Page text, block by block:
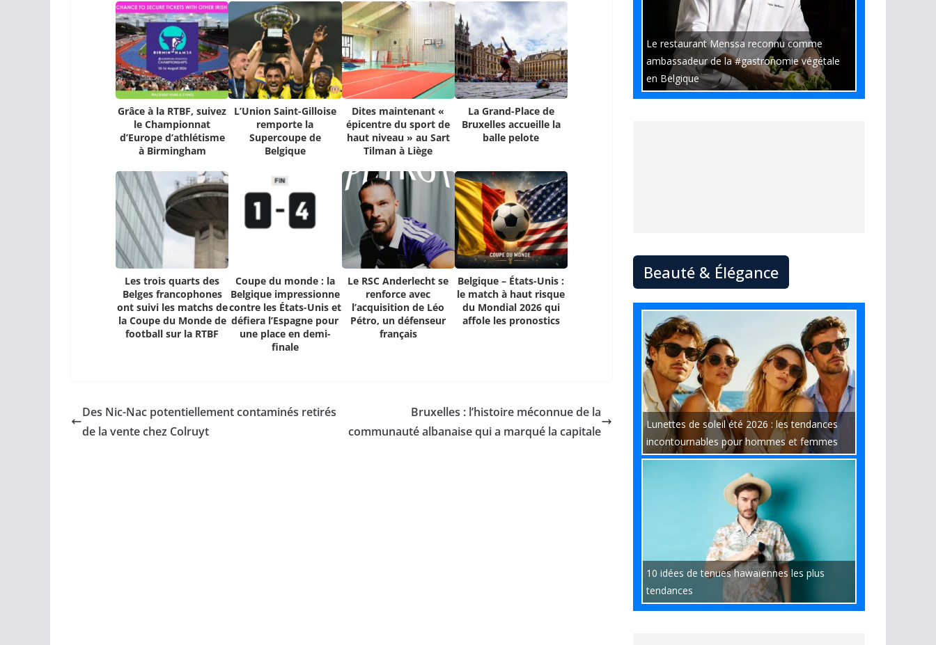
Grâce à la RTBF, suivez
le Championnat
d’Europe d’athlétisme
à Birmingham
L’Union Saint-Gilloise
remporte la
Supercoupe de
Belgique
Dites maintenant «
épicentre du sport de
haut niveau » au Sart
Tilman à Liège
La Grand-Place de
Bruxelles accueille la
balle pelote
Les trois quarts des
Belges francophones
ont suivi les matchs de
la Coupe du Monde de
football sur la RTBF
Coupe du monde : la
Belgique impressionne
contre les États-Unis et
défiera l’Espagne pour
une place en demi-
finale
Le RSC Anderlecht se
renforce avec
l’acquisition de Léo
Pétro, un défenseur
français
Belgique – États-Unis :
le match à haut risque
du Mondial 2026 qui
affole les pronostics
Des Nic-Nac potentiellement contaminés retirés
de la vente chez Colruyt
Bruxelles : l’histoire méconnue de la
communauté albanaise qui a marqué la capitale
Le restaurant Menssa reconnu comme
ambassadeur de la #gastronomie végétale
en Belgique
Beauté & Élégance
Lunettes de soleil été 2026 : les tendances
incontournables pour hommes et femmes
10 idées de tenues hawaïennes les plus
tendances